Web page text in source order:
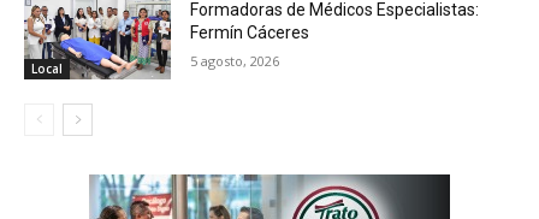
Local
Formadoras de Médicos Especialistas:
Fermín Cáceres
5 agosto, 2026